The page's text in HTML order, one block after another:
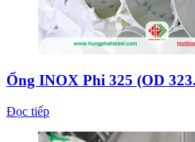
Ống INOX Phi 325 (OD
Đọc tiếp